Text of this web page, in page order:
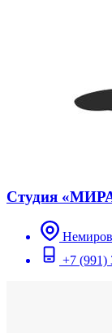
Студия
+7 (991)